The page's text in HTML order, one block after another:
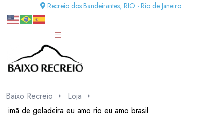
Recreio dos Bandeirantes, RIO - Rio de Janeiro
Baixo Recreio
Loja
imã de geladeira eu amo rio eu amo brasil